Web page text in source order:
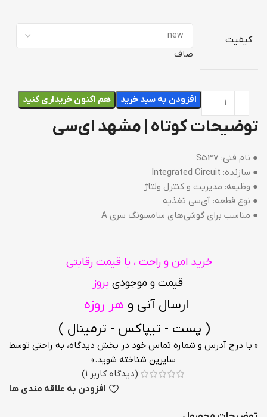
کیفیت
صاف
افزودن به سبد خرید هم اکنون خریداری کنید
توضیحات کوتاه | مشهد ای‌سی
● نام فنی: S537
● سازنده: Integrated Circuit
● وظیفه: مدیریت و کنترل ولتاژ
● نوع قطعه: آی‌سی تغذیه
● مناسب برای گوشی‌های سامسونگ سری A
خرید امن و راحت ، با قیمت رقابتی
قیمت و موجودی بروز
ارسال آنی و هر روزه
( پست - تیپاکس - ترمینال )
« با درج آدرس و شماره تماس خود در بخش دیدگاه، به راحتی توسط
سایرین شناخته شوید.»
(دیدگاه کاربر 1
)
افزودن به علاقه مندی ها